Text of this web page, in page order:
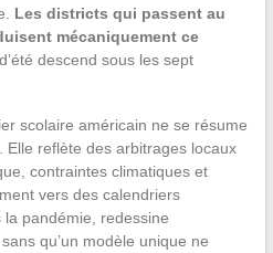
Les districts qui passent au
mécaniquement ce
descend sous les sept
scolaire américain ne se résume
Elle reflète des arbitrages locaux
contraintes climatiques et
vers des calendriers
pandémie, redessine
qu’un modèle unique ne